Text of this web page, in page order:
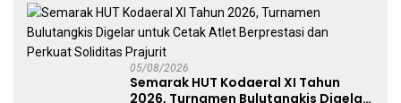
05/08/2026
Semarak HUT Kodaeral XI Tahun
2026, Turnamen Bulutangkis Digelar